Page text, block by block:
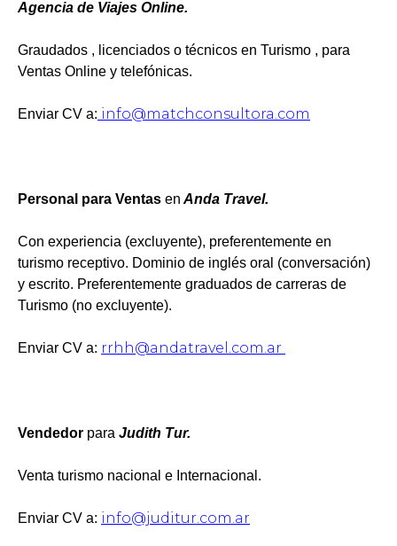
Agencia de Viajes Online.
Graudados , licenciados o técnicos en Turismo , para
Ventas Online y telefónicas.
Enviar CV a: info@matchconsultora.com
Personal para Ventas en Anda Travel.
Con experiencia (excluyente), preferentemente en
turismo receptivo. Dominio de inglés oral (conversación)
y escrito. Preferentemente graduados de carreras de
Turismo (no excluyente).
Enviar CV a: rrhh@andatravel.com.ar
Vendedor para Judith Tur.
Venta turismo nacional e Internacional.
Enviar CV a: info@juditur.com.ar